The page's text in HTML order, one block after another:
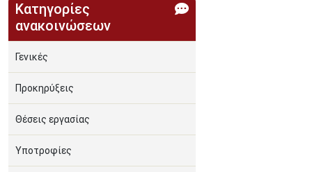
Κατηγορίες
ανακοινώσεων
Γενικές
Προκηρύξεις
Θέσεις εργασίας
Υποτροφίες